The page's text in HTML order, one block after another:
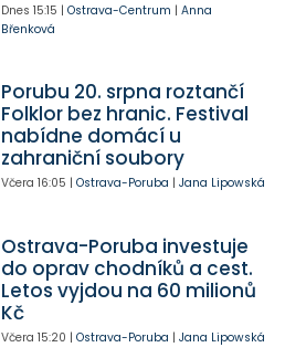
Dnes 15:15 | Ostrava-Centrum | Anna
Břenková
Porubu 20. srpna roztančí
Folklor bez hranic. Festival
nabídne domácí u
zahraniční soubory
Včera 16:05 | Ostrava-Poruba | Jana Lipowská
Ostrava-Poruba investuje
do oprav chodníků a cest.
Letos vyjdou na 60 milionů
Kč
Včera 15:20 | Ostrava-Poruba | Jana Lipowská